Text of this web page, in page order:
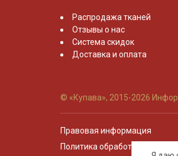
Распродажа тканей
Отзывы о нас
Система скидок
Доставка и оплата
© «Купава», 2015-2026
Правовая информация
Политика обработки